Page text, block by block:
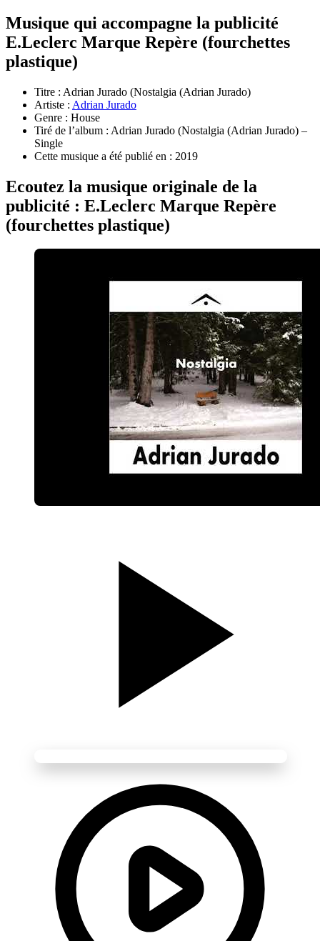
Musique qui accompagne la publicité
E.Leclerc Marque Repère (fourchettes
plastique)
Titre : Adrian Jurado (Nostalgia (Adrian Jurado)
Artiste : Adrian Jurado
Genre : House
Tiré de l’album : Adrian Jurado (Nostalgia (Adrian Jurado) –
Single
Cette musique a été publié en : 2019
Ecoutez la musique originale de la
publicité : E.Leclerc Marque Repère
(fourchettes plastique)